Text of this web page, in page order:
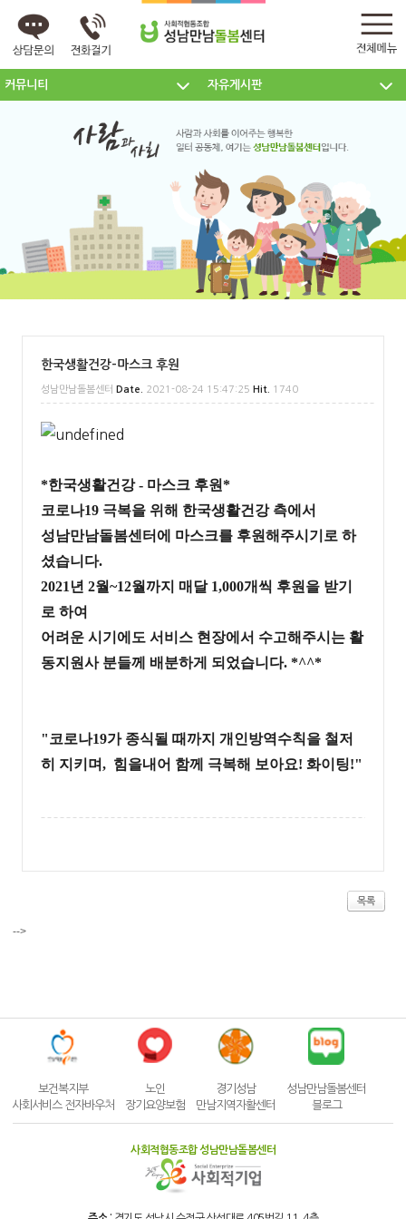
커뮤니티 자유게시판
한국생활건강-마스크 후원
성남만남돌봄센터 Date. 2021-08-24 15:47:25 Hit. 1740
*한국생활건강- 마스크 후원 *
코로나19 극복을 위해 한국생활건강 측에서
성남만남돌봄센터에 마스크를 후원해주시기로 하
셨습니다.
2021 년 2월~12월까지 매달 1,000개씩 후원을 받기
로 하여
어려운 시기에도 서비스 현장에서 수고해주시는 활
동지원사 분들께 배분하게 되었습니다. *^^*
"코로나19가 종식될 때까지 개인방역수칙을 철저
히 지키며, 힘을내어 함께 극복해 보아요! 화이팅!"
목록
-->
보건복지부
사회서비스 전자바우처
노인
장기요양보험
경기성남
만남지역자활센터
성남만남돌봄센터
블로그
사회적협동조합 성남만남돌봄센터